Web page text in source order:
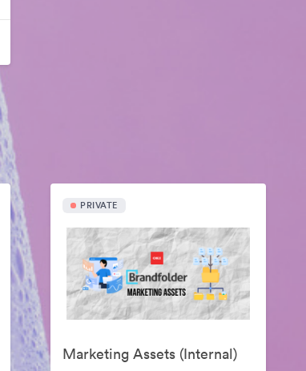
PRIVATE
Marketing Assets (Internal)